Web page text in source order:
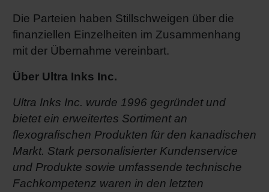
Die Parteien haben Stillschweigen über die
finanziellen Einzelheiten im Zusammenhang
mit der Übernahme vereinbart.
Über Ultra Inks Inc.
Ultra Inks Inc. wurde 1996 gegründet und
bietet ein erweitertes Sortiment an
flexografischen Produkten für den kanadischen
Markt. Stark personalisierter Kundenservice
und Produkte sowie umfassende technische
Fachkompetenz waren in den letzten